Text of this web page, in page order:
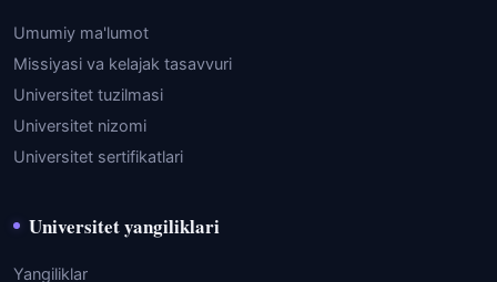
Umumiy ma'lumot
Missiyasi va kelajak tasavvuri
Universitet tuzilmasi
Universitet nizomi
Universitet sertifikatlari
Universitet yangiliklari
Yangiliklar